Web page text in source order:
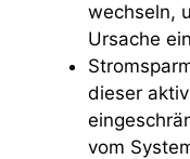
wechseln,
Ursache
dieser
vom